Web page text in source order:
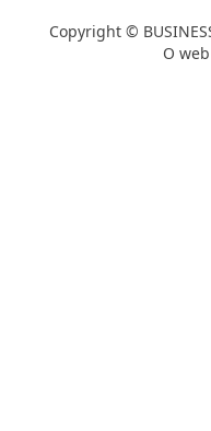
Copyright ©